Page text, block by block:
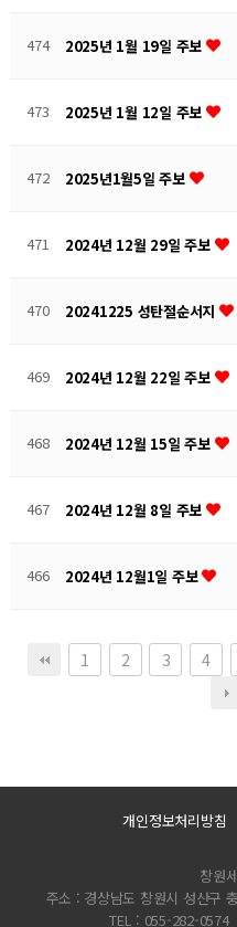
474 2025년 1월 19일 주보
473 2025년 1월 12일 주보
472 2025년1월5일 주보
471 2024년 12월 29일 주보
470 20241225 성탄절순서지
469 2024년 12월 22일 주보
468 2024년 12월 15일 주보
467 2024년 12월 8일 주보
466 2024년 12월1일 주보
1 2 3 4
개인정보처리방침
창원
주소 : 경상남도 창원시 성산구
TEL : 055-282-0574